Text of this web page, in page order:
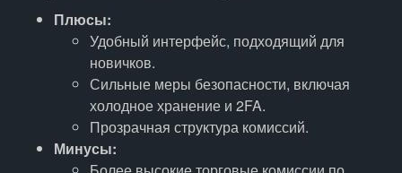
Плюсы:
Удобный интерфейс, подходящий для
новичков.
Сильные меры безопасности, включая
холодное хранение и 2FA.
Прозрачная структура комиссий.
Минусы: